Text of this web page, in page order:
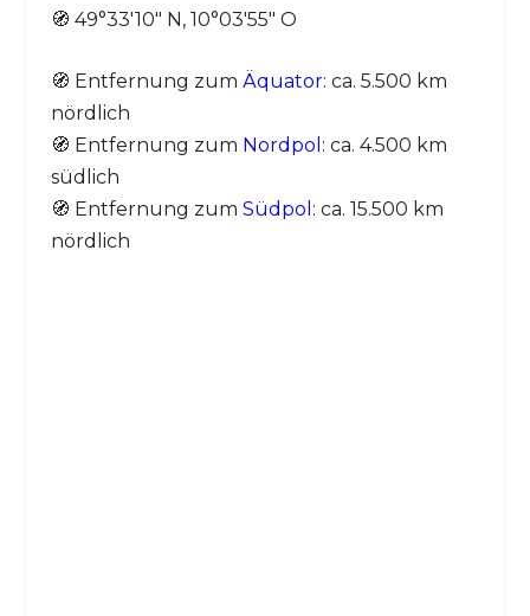
🧭 49°33′10″ N, 10°03′55″ O
🧭 Entfernung zum Äquator: ca. 5.500 km
nördlich
🧭 Entfernung zum Nordpol : ca. 4.500 km
südlich
🧭 Entfernung zum Südpol : ca. 15.500 km
nördlich